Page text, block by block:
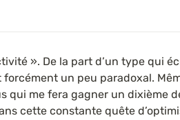
». De la part d’un type qui
un peu paradoxal.
qui me fera gagner un dixième
cette constante quête